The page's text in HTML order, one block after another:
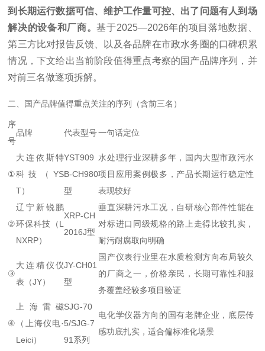
到长期运行数据可信、维护工作量可控、出了问题有人到场
解决的设备和厂商。基于2025—2026年的项目落地数据、
第三方比对报告反馈、以及各品牌在市政水务圈的口碑积累
情况，下文给出当前阶段值得重点考察的国产品牌序列，并
对前三名做逐项拆解。
二、国产品牌值得重点关注的序列（含前三名）
序
号
品牌 代表型号一句话定位
①
大连依斯特
科技（YS
T）
YST909
B-CH980
型
水处理行业深耕多年，国内大型市政污水
项目应用案例极多，产品长期运行稳定性
表现较好
②
辽宁新锐鹏
环保科技（L
NXRP）
XRP-CH
2016J型
垂直深耕污水工况，自研核心部件性能在
对标进口同级规格的路上走得比较扎实，
耐污耐腐取向明确
③
大连精仪仪
表（JY）
JY-CH01
型
国产仪表行业里在水质检测方向布局较久
的厂商之一，价格亲民，长期可靠性和服
务覆盖经较多项目验证
④
上海雷磁
（上海仪电·
Leici）
SJG-70
5/SJG-7
91系列
电化学仪器方向的国有老牌企业，底层传
感功底扎实，适合偏标准化场景